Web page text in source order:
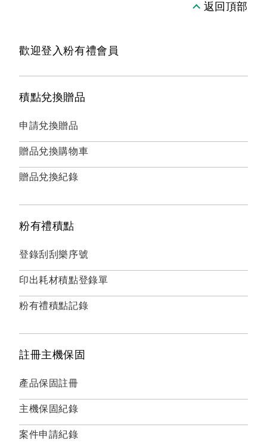
返回頂部
歡迎登入粉有禮會員
積點兌換贈品
申請兌換贈品
贈品兌換購物車
贈品兌換紀錄
粉有禮積點
登錄刮刮樂序號
印出耗材積點登錄單
粉有禮積點記錄
註冊主機保固
產品保固註冊
主機保固紀錄
案件申請紀錄